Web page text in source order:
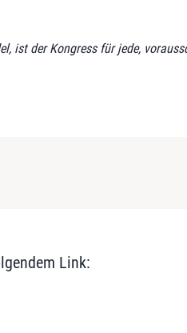
ist der Kongress für jede,
Link: